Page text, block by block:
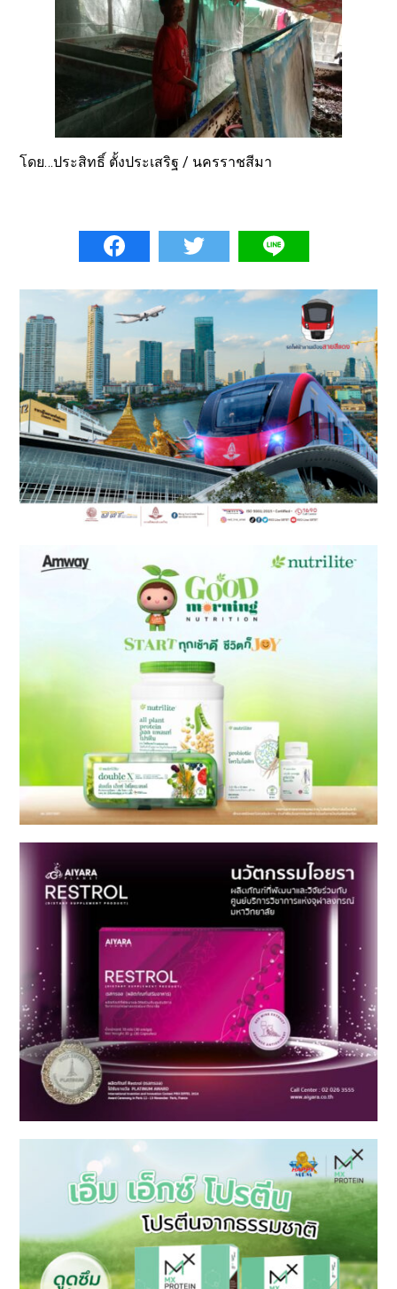
โดย…ประสิทธิ์ ตั้งประเสริฐ / นครราชสีมา